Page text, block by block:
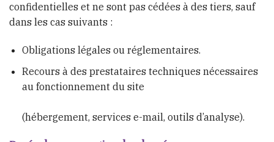
confidentielles et ne sont pas cédées à des tiers, sauf
dans les cas suivants :
Obligations légales ou réglementaires.
Recours à des prestataires techniques nécessaires
au fonctionnement du site
(hébergement, services e-mail, outils d’analyse).